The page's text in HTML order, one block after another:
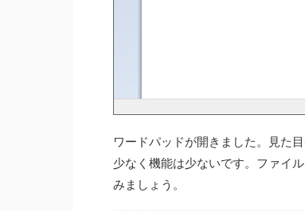
ワードパッドが開きました。見た
少なく機能は少ないです。ファイ
みましょう。